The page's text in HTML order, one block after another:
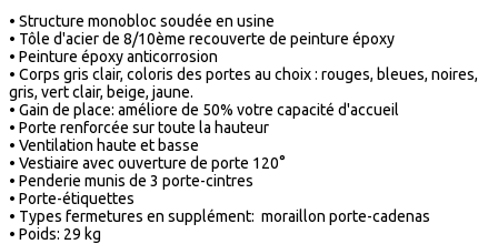
• Structure monobloc soudée en usine
• Tôle d'acier de 8/10ème recouverte de peinture époxy
• Peinture époxy anticorrosion
• Corps gris clair, coloris des portes au choix : rouges, bleues, noires,
gris, vert clair, beige, jaune.
• Gain de place: améliore de 50% votre capacité d'accueil
• Porte renforcée sur toute la hauteur
• Ventilation haute et basse
• Vestiaire avec ouverture de porte 120°
• Penderie munis de 3 porte-cintres
• Porte-étiquettes
• Types fermetures en supplément: moraillon porte-cadenas
• Poids: 29 kg